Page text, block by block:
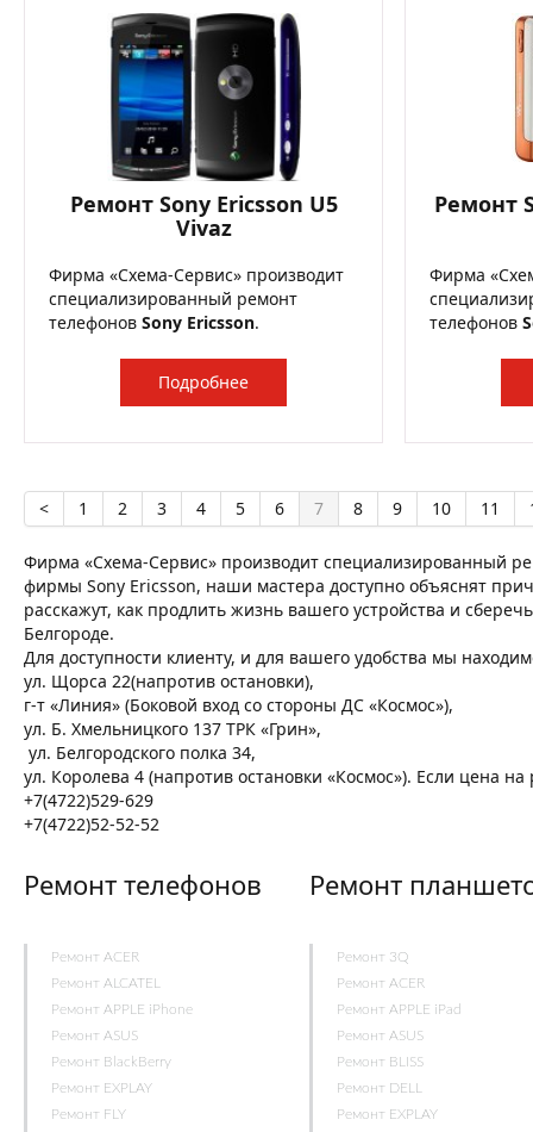
Ремонт Sony Ericsson U5
Vivaz
Фирма «Схема-Сервис» производит
специализированный ремонт
телефонов Sony Ericsson.
Подробнее
Ремонт
Фирма
телефонов
< 1 2 3 4 5 6 7 8 9 10 11
Фирма «Схема-Сервис» производит специализированный
фирмы Sony Ericsson, наши мастера доступно объяснят
расскажут, как продлить жизнь вашего устройства и
Белгороде.
Для доступности клиенту, и для вашего удобства мы
ул. Щорса 22(напротив остановки),
г-т «Линия» (Боковой вход со стороны ДС «Космос»),
ул. Б. Хмельницкого 137 ТРК «Грин»,
ул. Белгородского полка 34,
ул. Королева 4 (напротив остановки «Космос»). Если цена
+7(4722)529-629
+7(4722)52-52-52
Ремонт телефонов
Ремонт ACER
Ремонт ALCATEL
Ремонт APPLE iPhone
Ремонт ASUS
Ремонт BlackBerry
Ремонт EXPLAY
Ремонт FLY
Ремонт
Ремонт 3Q
Ремонт ACER
Ремонт APPLE iPad
Ремонт ASUS
Ремонт BLISS
Ремонт DELL
Ремонт EXPLAY